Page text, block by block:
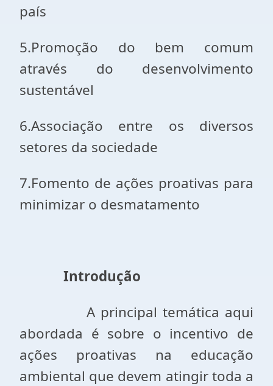
país
5.Promoção do bem comum
através do desenvolvimento
sustentável
6.Associação entre os diversos
setores da sociedade
7.Fomento de ações proativas para
minimizar o desmatamento
Introdução
A principal temática aqui
abordada é sobre o incentivo de
ações proativas na educação
ambiental que devem atingir toda a